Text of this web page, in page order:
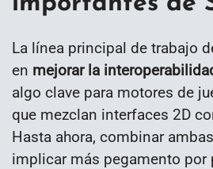
La línea principal de trabajo
en mejorar la
algo clave para motores de
que mezclan interfaces 2D
Hasta ahora, combinar
implicar más pegamento por